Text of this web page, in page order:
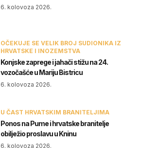
6. kolovoza 2026.
OČEKUJE SE VELIK BROJ SUDIONIKA IZ
HRVATSKE I INOZEMSTVA
Konjske zaprege i jahači stižu na 24.
vozočašće u Mariju Bistricu
6. kolovoza 2026.
U ČAST HRVATSKIM BRANITELJIMA
Ponos na Pume i hrvatske branitelje
obilježio proslavu u Kninu
6. kolovoza 2026.